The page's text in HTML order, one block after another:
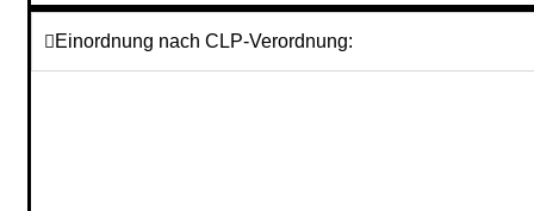
Einordnung nach CLP-Verordnung: